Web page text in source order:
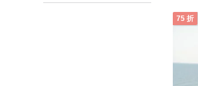
75 折